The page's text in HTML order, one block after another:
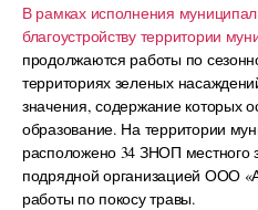
В рамках исполнения
благоустройству территории
продолжаются работы по
территориях зеленых
значения, содержание которых
образование. На территории
расположено 34 ЗНОП местного
подрядной организацией ООО
работы по покосу травы.